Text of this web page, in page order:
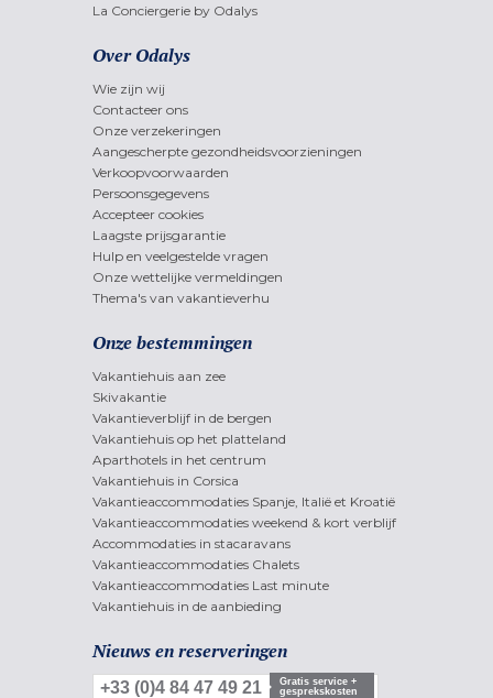
La Conciergerie by Odalys
Over Odalys
Wie zijn wij
Contacteer ons
Onze verzekeringen
Aangescherpte gezondheidsvoorzieningen
Verkoopvoorwaarden
Persoonsgegevens
Accepteer cookies
Laagste prijsgarantie
Hulp en veelgestelde vragen
Onze wettelijke vermeldingen
Thema's van vakantieverhu
Onze bestemmingen
Vakantiehuis aan zee
Skivakantie
Vakantieverblijf in de bergen
Vakantiehuis op het platteland
Aparthotels in het centrum
Vakantiehuis in Corsica
Vakantieaccommodaties Spanje, Italië et Kroatië
Vakantieaccommodaties weekend & kort verblijf
Accommodaties in stacaravans
Vakantieaccommodaties Chalets
Vakantieaccommodaties Last minute
Vakantiehuis in de aanbieding
Nieuws en reserveringen
+33 (0)4 84 47 49 21
Gratis service +
gesprekskosten